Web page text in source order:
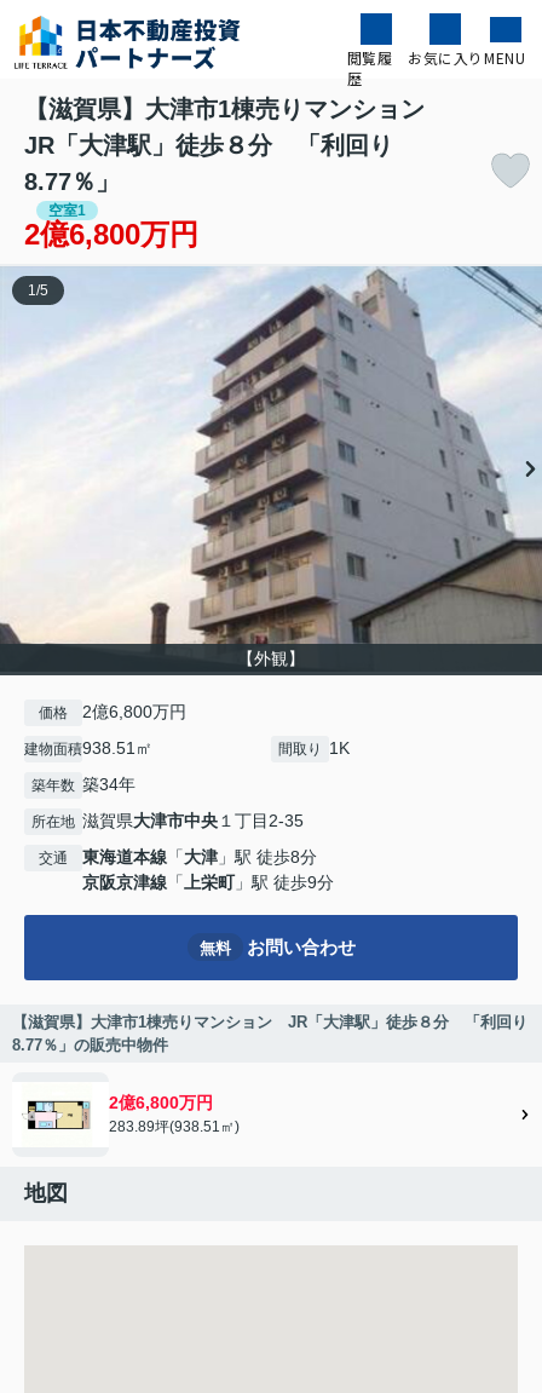
閲覧履
歴
お気に入り MENU
【滋賀県】大津市1棟売りマンション
JR「大津駅」徒歩８分 「利回り
8.77％」
空室1
2億6,800万円
【外観】
1 /5
価格 2億6,800万円
建物面積938.51㎡ 間取り 1K
築年数 築34年
所在地 滋賀県大津市中央 １丁目2-35
交通 東海道本線 「大津 」駅 徒歩8分
京阪京津線 「 上栄町」駅 徒歩9分
無料 お問い合わせ
【滋賀県】大津市1棟売りマンション JR「大津駅」徒歩８分 「利回り
8.77％」の販売中物件
2億6,800万円
283.89坪(938.51㎡)
地図